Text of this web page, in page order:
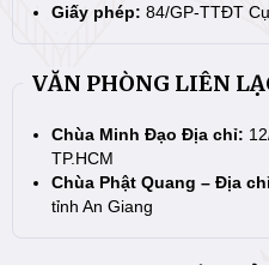
Giấy phép: 84/GP-TTĐT
VĂN PHÒNG LIÊN
Chùa Minh Đạo Địa chỉ:
TP.HCM
Chùa Phật Quang – Địa
tỉnh An Giang